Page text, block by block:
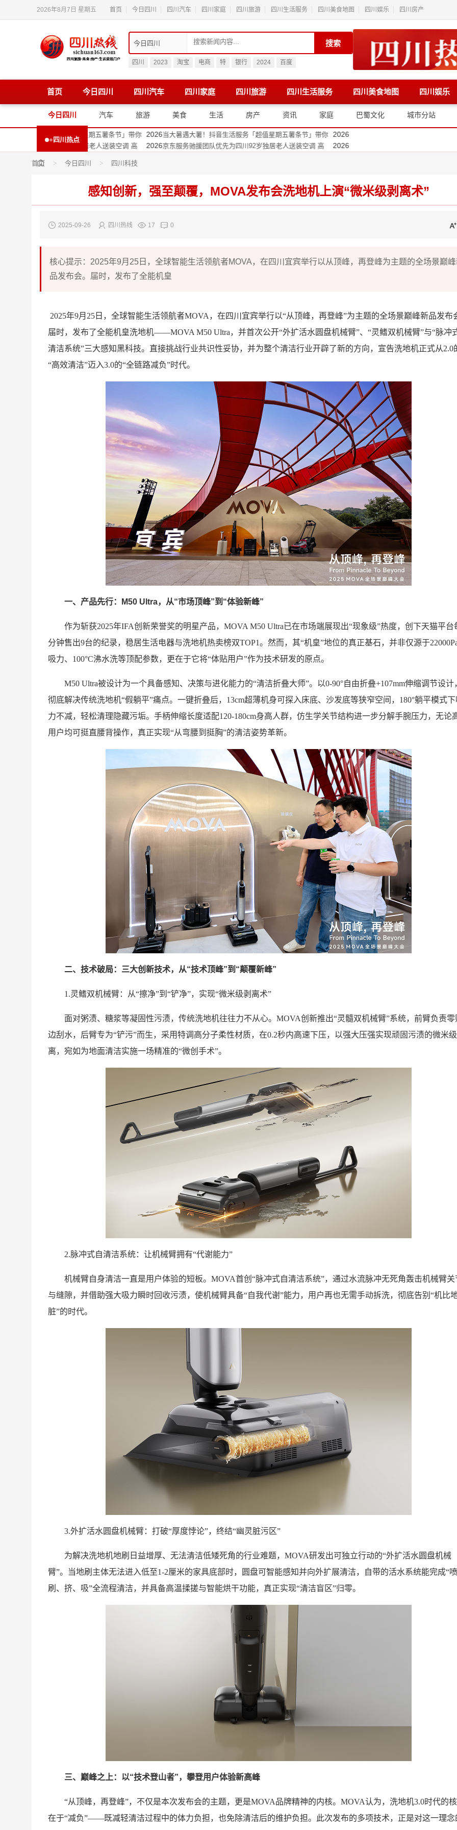
2026年8月7日 星期五 首页 今日四川 四川汽车 四川家庭 四川旅游 四川生活服务 四川美食地图 四川娱乐 四川房产
搜索
四川 2023 淘宝 电商 特 银行 2024 百度
首页 今日四川 四川汽车 四川家庭 四川旅游 四川生活服务 四川美食地图 四川娱乐
今日四川 汽车 旅游 美食 生活 房产 资讯 家庭 巴蜀文化 城市分站
四川热点
2026
数字产业新链接
2026
活服务「超值星期五薯条节」带你
2026
为四川92岁独居老人送装空调 高
2026
东家电专卖店 “国补下乡”京东
向“新”而行，甘孜打开数字产业新链接
2026
当大暑遇大薯！抖音生活服务「超值星期五薯条节」带你
2026
京东服务驰援团队优先为四川92岁独居老人送装空调 高
四川消费者7月25日来京东家电专卖店 “国补下乡”京东
首页 > 今日四川 > 四川科技
感知创新，强至颠覆，MOVA发布会洗地机上演“微米级剥离术”
2025-09-26 四川热线 17 0
核心提示：2025年9月25日，全球智能生活领航者MOVA，在四川宜宾举行以从顶峰，再登峰为主题的全场景巅
品发布会。届时，发布了全能机皇
2025年9月25日，全球智能生活领航者MOVA，在四川宜宾举行以“从顶峰，再登峰”为主题的全场景巅峰新品发布
届时，发布了全能机皇洗地机——MOVA M50 Ultra，并首次公开“外扩活水圆盘机械臂”、“灵鳍双机械臂”与“脉冲
清洁系统”三大感知黑科技。直接挑战行业共识性妥协，并为整个清洁行业开辟了新的方向，宣告洗地机正式从2.0
“高效清洁”迈入3.0的“全链路减负”时代。
一、产品先行：M50 Ultra，从“市场顶峰”到“体验新峰”
作为斩获2025年IFA创新荣誉奖的明星产品，MOVA M50 Ultra已在市场端展现出“现象级”热度，创下天猫平台
分钟售出9台的纪录，稳居生活电器与洗地机热卖榜双TOP1。然而，其“机皇”地位的真正基石，并非仅源于
吸力、100°C沸水洗等顶配参数，更在于它将“体贴用户”作为技术研发的原点。
M50 Ultra被设计为一个具备感知、决策与进化能力的“清洁折叠大师”。以0-90°自由折叠+107mm伸缩调节设计
彻底解决传统洗地机“假躺平”痛点。一键折叠后，13cm超薄机身可探入床底、沙发底等狭窄空间，180°躺平模式
力不减，轻松清理隐藏污垢。手柄伸缩长度适配120-180cm身高人群，仿生学关节结构进一步分解手腕压力，无论
用户均可挺直腰背操作，真正实现“从弯腰到挺胸”的清洁姿势革新。
二、技术破局：三大创新技术，从“技术顶峰”到“颠覆新峰”
1.灵鳍双机械臂：从“擦净”到“铲净”，实现“微米级剥离术”
面对粥渍、糖浆等凝固性污渍，传统洗地机往往力不从心。MOVA创新推出“灵髓双机械臂”系统，前臂负责零
边刮水，后臂专为“铲污”而生，采用特调高分子柔性材质，在0.2秒内高速下压，以强大压强实现顽固污渍的微米
离，宛如为地面清洁实施一场精准的“微创手术”。
2.脉冲式自清洁系统：让机械臂拥有“代谢能力”
机械臂自身清洁一直是用户体验的短板。MOVA首创“脉冲式自清洁系统”，通过水流脉冲无死角轰击机械臂关
与缝隙，并借助强大吸力瞬时回收污渍，使机械臂具备“自我代谢”能力，用户再也无需手动拆洗，彻底告别“机比
脏”的时代。
3.外扩活水圆盘机械臂：打破“厚度悖论”，终结“幽灵脏污区”
为解决洗地机地刷日益增厚、无法清洁低矮死角的行业难题，MOVA研发出可独立行动的“外扩活水圆盘机械
臂”。当地刷主体无法进入低至1-2厘米的家具底部时，圆盘可智能感知并向外扩展清洁，自带的活水系统能完成“
刷、挤、吸”全流程清洁，并具备高温揉搓与智能烘干功能，真正实现“清洁盲区”归零。
三、巅峰之上：以“技术登山者”，攀登用户体验新高峰
“从顶峰，再登峰”，不仅是本次发布会的主题，更是MOVA品牌精神的内核。MOVA认为，洗地机3.0时代的
在于“减负”——既减轻清洁过程中的体力负担，也免除清洁后的维护负担。此次发布的多项技术，正是对这一理念